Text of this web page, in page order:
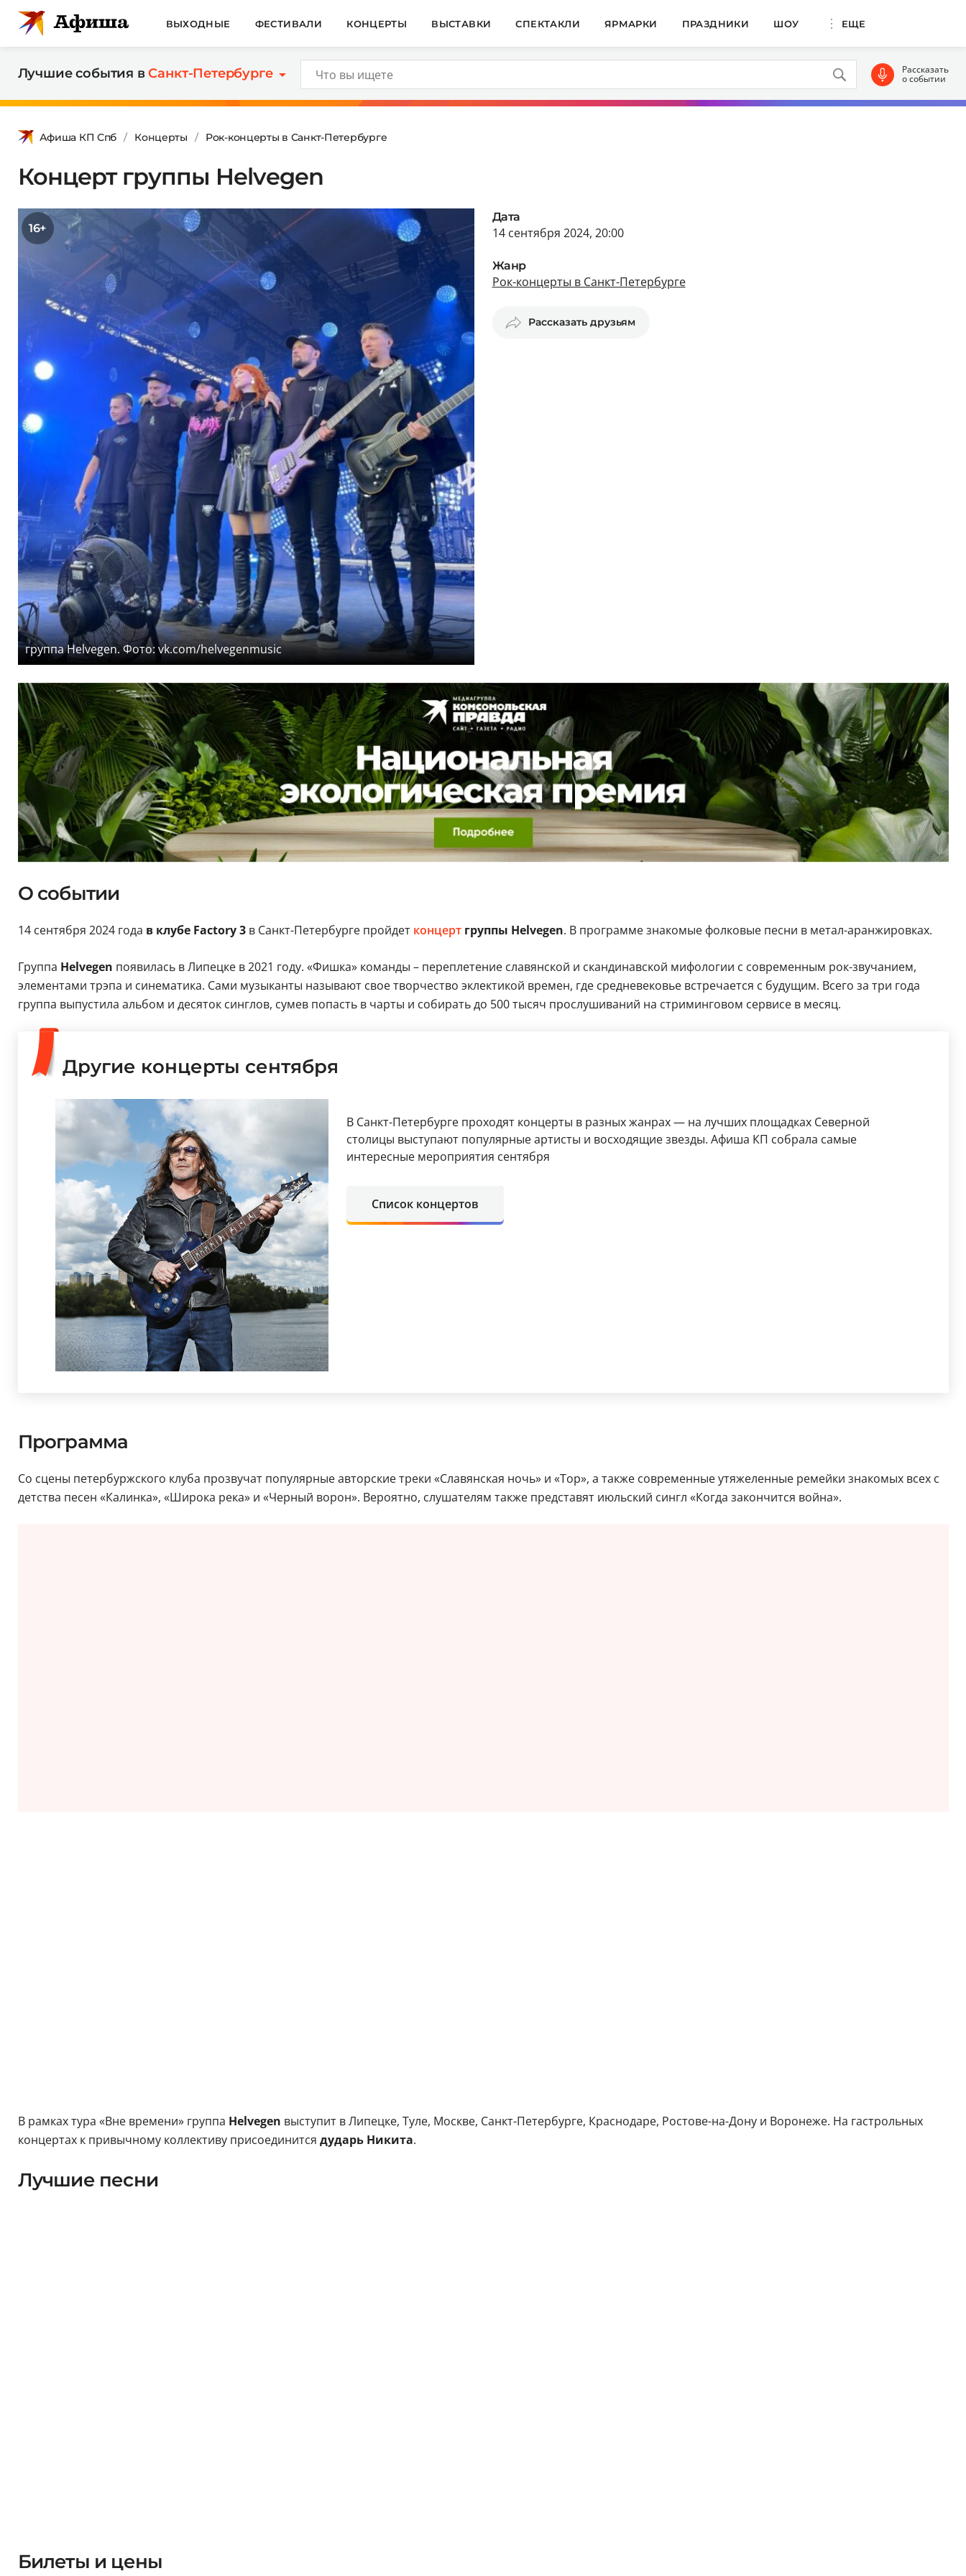
ВЫХОДНЫЕ ФЕСТИВАЛИ КОНЦЕРТЫ ВЫСТАВКИ СПЕКТАКЛИ ЯРМАРКИ ПРАЗДНИКИ ШОУ ЕЩЕ
Лучшие события вСанкт-Петербурге Рассказать
о событии
Афиша КП Спб Концерты Рок-концерты в Санкт-Петербурге
Концерт группы Helvegen
16+
группа Helvegen. Фото: vk.com/helvegenmusic
Дата
14 сентября 2024, 20:00
Жанр
Рок-концерты в Санкт-Петербурге
Рассказать друзьям
О событии
14 сентября 2024 года в клубе Factory 3 в Санкт-Петербурге пройдет концертгруппы Helvegen. В программе знакомые фолковые песни в метал-аранжировках.
Группа Helvegen появилась в Липецке в 2021 году. «Фишка» команды – переплетение славянской и скандинавской мифологии с современным рок-звучанием,
элементами трэпа и синематика. Сами музыканты называют свое творчество эклектикой времен, где средневековье встречается с будущим. Всего за три года
группа выпустила альбом и десяток синглов, сумев попасть в чарты и собирать до 500 тысяч прослушиваний на стриминговом сервисе в месяц.
Другие концерты сентября
В Санкт-Петербурге проходят концерты в разных жанрах — на лучших площадках Северной
столицы выступают популярные артисты и восходящие звезды. Афиша КП собрала самые
интересные мероприятия сентября
Список концертов
Программа
Со сцены петербуржского клуба прозвучат популярные авторские треки «Славянская ночь» и «Тор», а также современные утяжеленные ремейки знакомых всех с
детства песен «Калинка», «Широка река» и «Черный ворон». Вероятно, слушателям также представят июльский сингл «Когда закончится война».
В рамках тура «Вне времени» группа Helvegen выступит в Липецке, Туле, Москве, Санкт-Петербурге, Краснодаре, Ростове-на-Дону и Воронеже. На гастрольных
концертах к привычному коллективу присоединится дударь Никита.
Лучшие песни
Билеты и цены